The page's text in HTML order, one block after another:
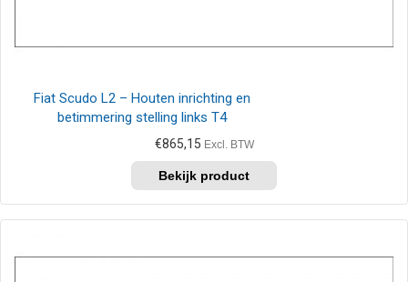
Fiat Scudo L2 – Houten inrichting en
betimmering stelling links T4
€865,15 Excl. BTW